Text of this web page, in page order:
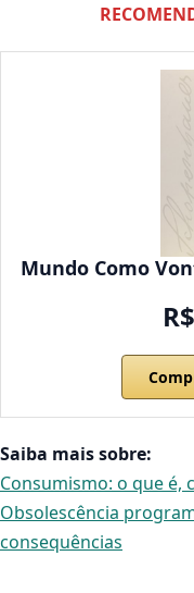
Mundo Como
Saiba mais sobre:
Consumismo: o que é,
Obsolescência
consequências